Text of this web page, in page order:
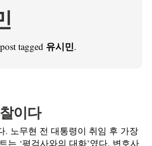
tagged 유시민.
이다
. 노무현 전 대통령이 취임 후 가장
는 ‘평검사와의 대화’였다. 변호사